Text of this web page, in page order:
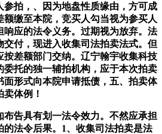
拍，、因为地盘性质缘由，方可成
缴至本院，竞买人勾当视为参买人
响应的法令义务。过期视为放弃。法
交付，现进入收集司法拍卖法式。但
按差额部门交纳。辽宁翰宇收集科技
委托的独一辅拍机构，应于本次拍卖
面形式向本院申请抵债，五、拍卖体
体例！
告具有划一法令效力。不然应承担
法令后果。1、收集司法拍卖是法